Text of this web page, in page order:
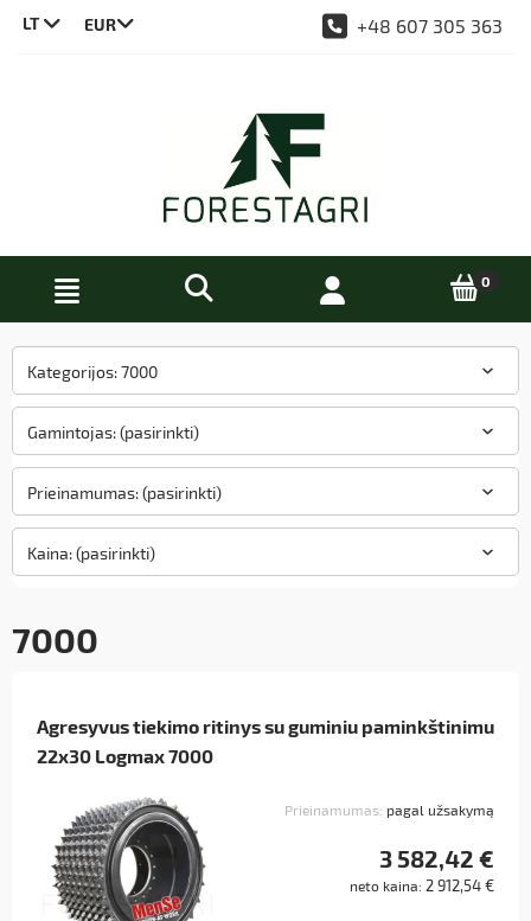
LT
+48 607 305 363
Kategorijos: 7000
Gamintojas: (pasirinkti)
Prieinamumas: (pasirinkti)
Kaina: (pasirinkti)
7000
Agresyvus tiekimo ritinys su guminiu paminkštinimu
22x30 Logmax 7000
Prieinamumas: pagal užsakymą
3 582,42 €
neto kaina: 2 912,54 €